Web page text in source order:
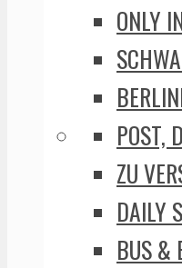
ONLY
POST,
ZU
DAILY
BUS &